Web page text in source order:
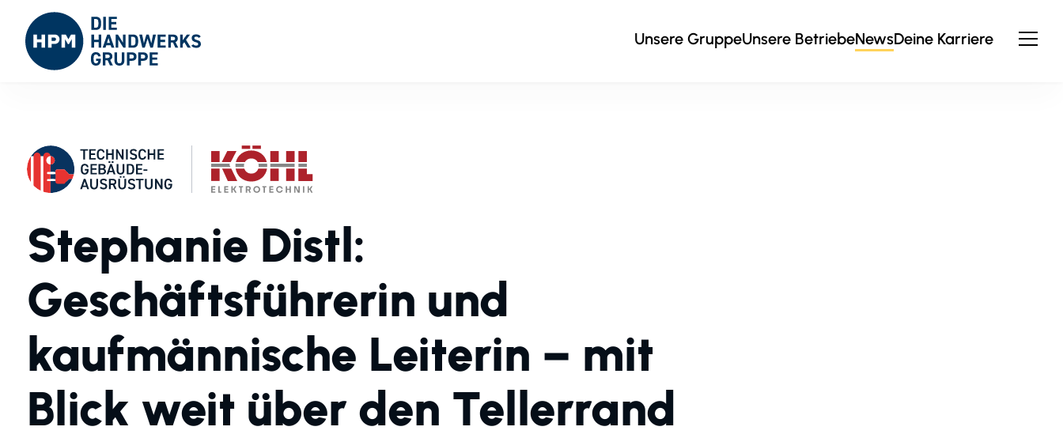
Unsere GruppeUnsere BetriebeNewsDeine Karriere
Stephanie Distl:
Geschäftsführerin und
kaufmännische Leiterin – mit
Blick weit über den Tellerrand